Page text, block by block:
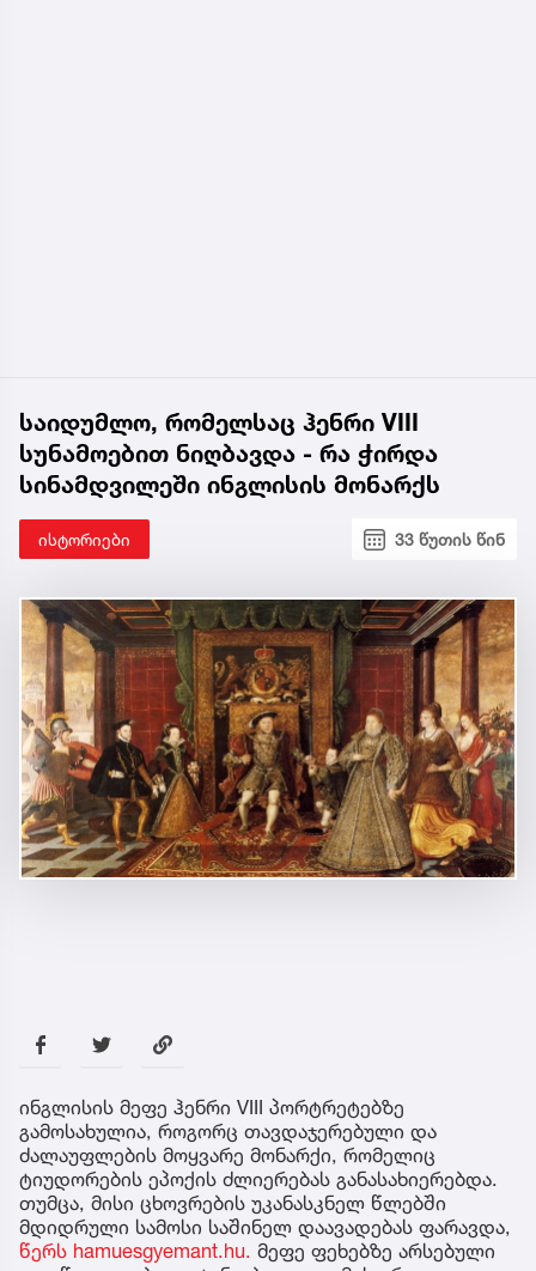
საიდუმლო, რომელსაც ჰენრი VIII
სუნამოებით ნიღბავდა - რა ჭირდა
სინამდვილეში ინგლისის მონარქს
ისტორიები 33 წუთის წინ
ინგლისის მეფე ჰენრი VIII პორტრეტებზე
გამოსახულია, როგორც თავდაჯერებული და
ძალაუფლების მოყვარე მონარქი, რომელიც
ტიუდორების ეპოქის ძლიერებას განასახიერებდა.
თუმცა, მისი ცხოვრების უკანასკნელ წლებში
მდიდრული სამოსი საშინელ დაავადებას ფარავდა,
წერს hamuesgyemant.hu. მეფე ფეხებზე არსებული